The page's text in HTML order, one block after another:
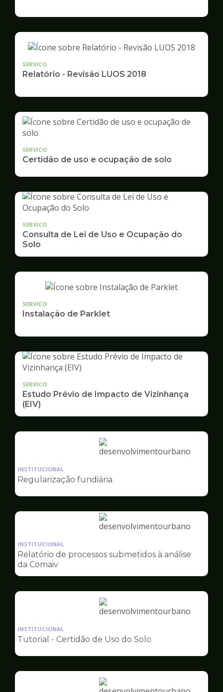
SERVICO
Relatório - Revisão LUOS 2018
SERVICO
Certidão de uso e ocupação de solo
SERVICO
Consulta de Lei de Uso e Ocupação do
Solo
SERVICO
Instalação de Parklet
SERVICO
Estudo Prévio de Impacto de Vizinhança
(EIV)
Ilustração
pagina
Desenvolvimento
Urbano
INSTITUCIONAL
Regularização fundiária
Ilustração
pagina
Desenvolvimento
INSTITUCIONAL
Relatório de processos submetidos à análise
da Comaiv
Ilustração
pagina
Desenvolvimento
Urbano
INSTITUCIONAL
Tutorial - Certidão de Uso do Solo